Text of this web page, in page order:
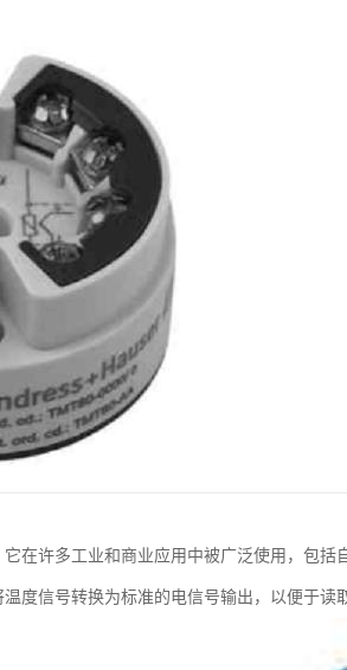
在许多工业和商业应用中被广泛使用，包括
度信号转换为标准的电信号输出，以便于读